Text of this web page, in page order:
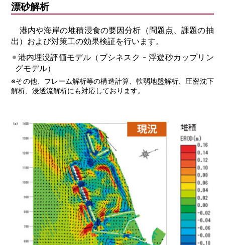
漂砂解析
港内や海岸の堆積浸食の要因分析（問題点、課題の抽
出）および対策工の効果検証を行います。
港内埋没評価モデル（ブシネスク - 浮遊砂カップリン
グモデル）
※その他、フレーム解析等の構造計算、軟弱地盤解析、圧密沈下
解析、浸透流解析にも対応しております。